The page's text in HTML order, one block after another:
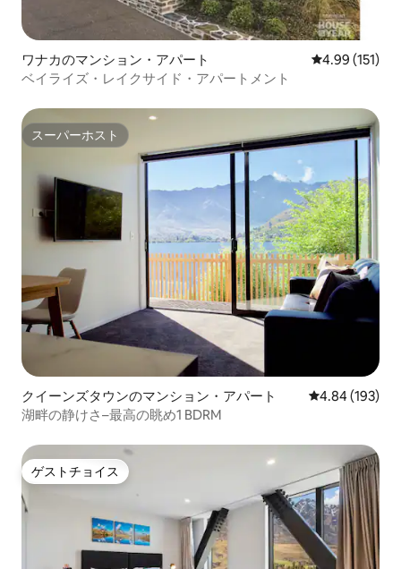
ワナカのマンション・アパート レビュー151
4.99 (151)
ベイライズ・レイクサイド・アパートメント
スーパーホスト
スーパーホスト
クイーンズタウンのマンション・アパート レビュー193
4.84 (193)
湖畔の静けさ–最高の眺め1 BDRM
ゲストチョイス
ゲストチョイス